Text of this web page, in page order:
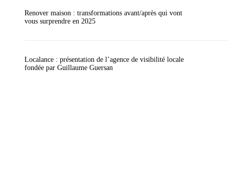
Renover maison : transformations avant/après qui vont
vous surprendre en 2025
Localance : présentation de l’agence de visibilité locale
fondée par Guillaume Guersan